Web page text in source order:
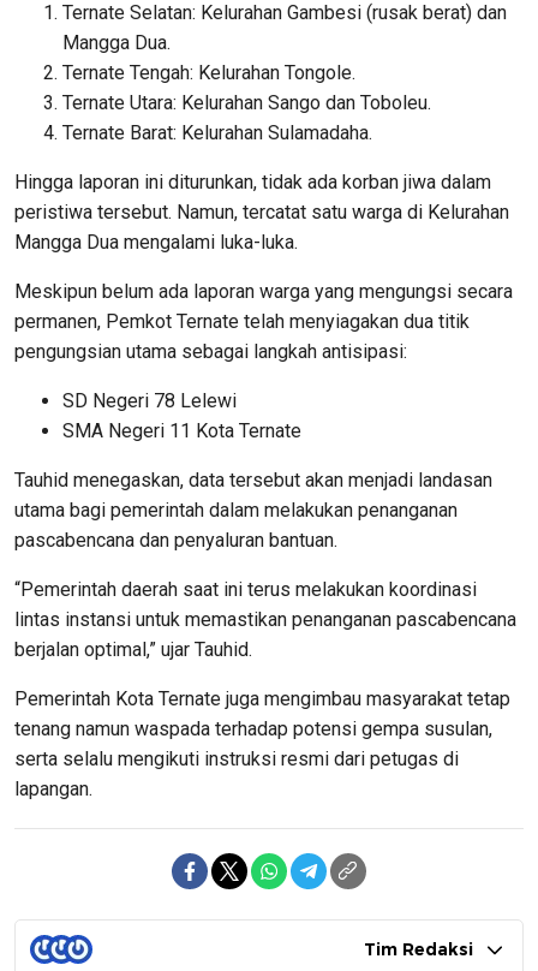
Ternate Selatan: Kelurahan Gambesi (rusak berat) dan
Mangga Dua.
Ternate Tengah: Kelurahan Tongole.
Ternate Utara: Kelurahan Sango dan Toboleu.
Ternate Barat: Kelurahan Sulamadaha.
Hingga laporan ini diturunkan, tidak ada korban jiwa dalam
peristiwa tersebut. Namun, tercatat satu warga di Kelurahan
Mangga Dua mengalami luka-luka.
Meskipun belum ada laporan warga yang mengungsi secara
permanen, Pemkot Ternate telah menyiagakan dua titik
pengungsian utama sebagai langkah antisipasi:
SD Negeri 78 Lelewi
SMA Negeri 11 Kota Ternate
Tauhid menegaskan, data tersebut akan menjadi landasan
utama bagi pemerintah dalam melakukan penanganan
pascabencana dan penyaluran bantuan.
“Pemerintah daerah saat ini terus melakukan koordinasi
lintas instansi untuk memastikan penanganan pascabencana
berjalan optimal,” ujar Tauhid.
Pemerintah Kota Ternate juga mengimbau masyarakat tetap
tenang namun waspada terhadap potensi gempa susulan,
serta selalu mengikuti instruksi resmi dari petugas di
lapangan.
Tim Redaksi